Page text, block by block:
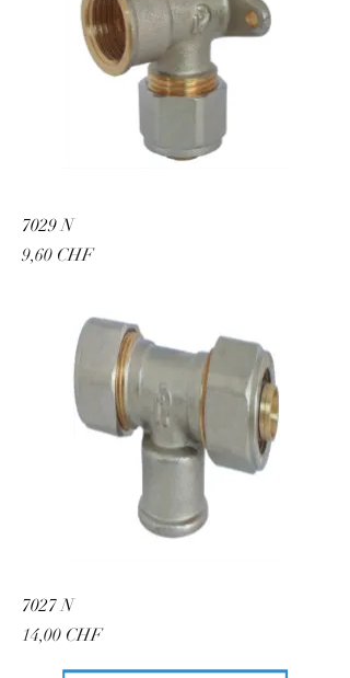
7029 N
Preis
9,60 CHF
7027 N
Preis
14,00 CHF